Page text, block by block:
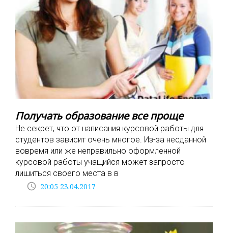
Получать образование все проще
Не секрет, что от написания курсовой работы для
студентов зависит очень многое. Из-за несданной
вовремя или же неправильно оформленной
курсовой работы учащийся может запросто
лишиться своего места в в
access_time 20:05 23.04.2017